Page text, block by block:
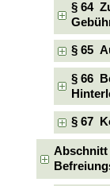
§ 64
§ 65
§ 66
§ 67
Abschnitt